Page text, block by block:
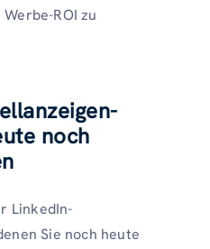
ROI zu
noch
LinkedIn-
Sie noch heute